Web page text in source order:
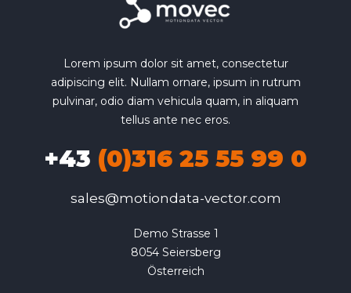
Lorem ipsum dolor sit amet, consectetur
adipiscing elit. Nullam ornare, ipsum in rutrum
pulvinar, odio diam vehicula quam, in aliquam
tellus ante nec eros.
+43 (0)316 25 55 99 0
sales@motiondata-vector.com
Demo Strasse 1
8054 Seiersberg
Österreich